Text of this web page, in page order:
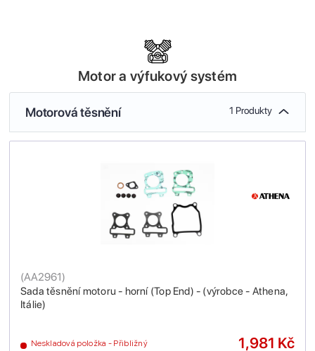
Motor a výfukový systém
Motorová těsnění 1 Produkty
Sada těsnění motoru - horní (Top End) - (výrobce - Athena,
Itálie)
(AA2961)
Neskladová položka - Přibližný
1,981 Kč